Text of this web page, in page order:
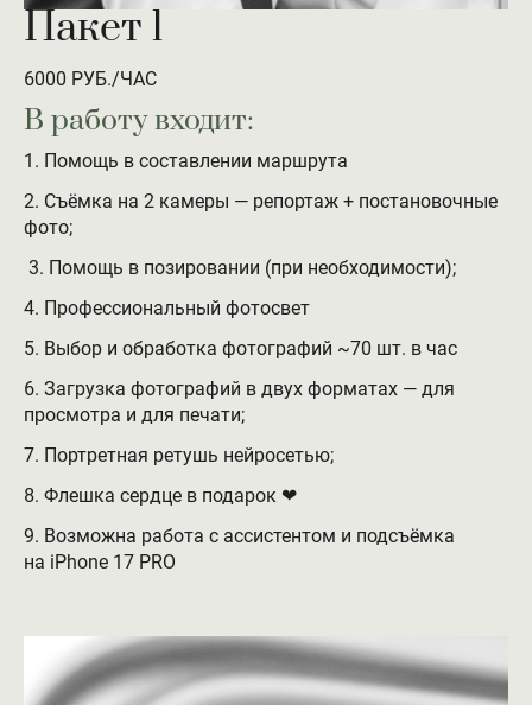
Пакет 1
6000 РУБ./ЧАС
В работу входит:
1. Помощь в составлении маршрута
2. Съёмка на 2 камеры — репортаж + постановочные
фото;
3. Помощь в позировании (при необходимости);
4. Профессиональный фотосвет
5. Выбор и обработка фотографий ~70 шт. в час
6. Загрузка фотографий в двух форматах — для
просмотра и для печати;
7. Портретная ретушь нейросетью;
8. Флешка сердце в подарок ❤
9. Возможна работа с ассистентом и подсъёмка
на iPhone 17 PRO